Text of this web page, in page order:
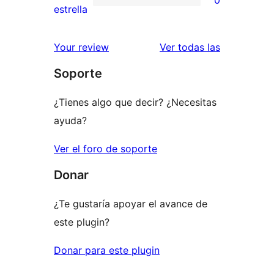
estrellas
de
estrellas
0
de
estrellas
estrella
Your review Ver todas lasreseñas
Soporte
¿Tienes algo que decir? ¿Necesitas
ayuda?
Ver el foro de soporte
Donar
¿Te gustaría apoyar el avance de
este plugin?
Donar para este plugin